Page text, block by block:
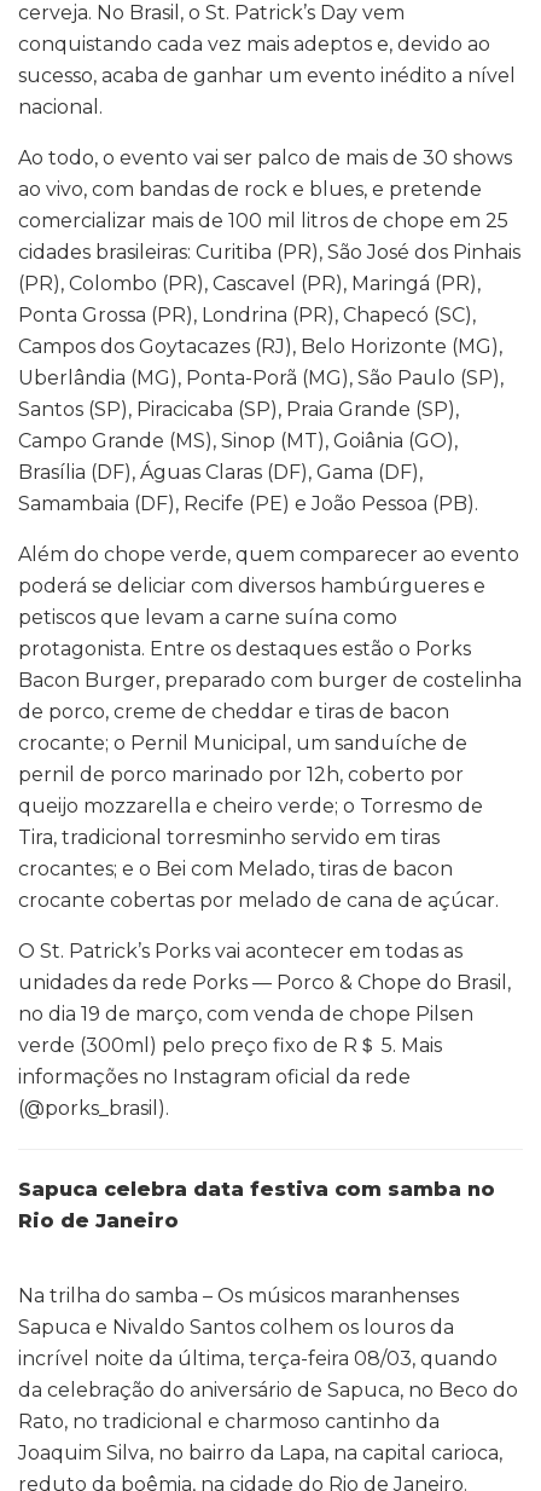
cerveja. No Brasil, o St. Patrick’s Day vem
conquistando cada vez mais adeptos e, devido ao
sucesso, acaba de ganhar um evento inédito a nível
nacional.
Ao todo, o evento vai ser palco de mais de 30 shows
ao vivo, com bandas de rock e blues, e pretende
comercializar mais de 100 mil litros de chope em 25
cidades brasileiras: Curitiba (PR), São José dos Pinhais
(PR), Colombo (PR), Cascavel (PR), Maringá (PR),
Ponta Grossa (PR), Londrina (PR), Chapecó (SC),
Campos dos Goytacazes (RJ), Belo Horizonte (MG),
Uberlândia (MG), Ponta-Porã (MG), São Paulo (SP),
Santos (SP), Piracicaba (SP), Praia Grande (SP),
Campo Grande (MS), Sinop (MT), Goiânia (GO),
Brasília (DF), Águas Claras (DF), Gama (DF),
Samambaia (DF), Recife (PE) e João Pessoa (PB).
Além do chope verde, quem comparecer ao evento
poderá se deliciar com diversos hambúrgueres e
petiscos que levam a carne suína como
protagonista. Entre os destaques estão o Porks
Bacon Burger, preparado com burger de costelinha
de porco, creme de cheddar e tiras de bacon
crocante; o Pernil Municipal, um sanduíche de
pernil de porco marinado por 12h, coberto por
queijo mozzarella e cheiro verde; o Torresmo de
Tira, tradicional torresminho servido em tiras
crocantes; e o Bei com Melado, tiras de bacon
crocante cobertas por melado de cana de açúcar.
O St. Patrick’s Porks vai acontecer em todas as
unidades da rede Porks — Porco & Chope do Brasil,
no dia 19 de março, com venda de chope Pilsen
verde (300ml) pelo preço fixo de R＄ 5. Mais
informações no Instagram oficial da rede
(@porks_brasil).
Sapuca celebra data festiva com samba no
Rio de Janeiro
Na trilha do samba – Os músicos maranhenses
Sapuca e Nivaldo Santos colhem os louros da
incrível noite da última, terça-feira 08/03, quando
da celebração do aniversário de Sapuca, no Beco do
Rato, no tradicional e charmoso cantinho da
Joaquim Silva, no bairro da Lapa, na capital carioca,
reduto da boêmia, na cidade do Rio de Janeiro.